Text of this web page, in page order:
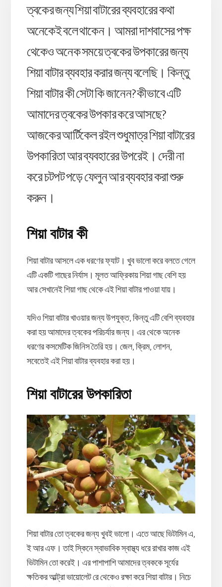
ত্বকের জন্য শিয়া বাটারের ব্যবহারের কথা
অনেকেই বলে থাকেন। আমরা দাশবাসের পক্ষ
থেকেও অনেক সময়ে ত্বকের উপকারের জন্য
শিয়া বাটার ব্যবহার করার জন্য বলেছি। কিন্তু
শিয়া বাটার কী সেটা কি জানেন? কীভাবে এটি
আমাদের ত্বকের উপকার করে আসছে?
আজকের আর্টিকেল রইল শুধুমাত্র শিয়া বাটারের
উপকারিতা আর ব্যবহারের উপরেই। দেরী না
করে চটপট পড়ে ফেলুন আর ব্যবহার করা শুরু
করুন।
শিয়া বাটার কী
শিয়া বাটার আসলে এক ধরণের ফ্যাট। খুব ভালো করে বলতে গেলে
এটি একটি গাছের নির্যাস। মূলত আফ্রিকায় শিয়া গাছ বেশি হয়
আর সেখানেই শিয়া গাছ থেকে এই শিয়া বাটার পাওয়া যায়।
যদিও শিয়া বাটার খাওয়ার জন্য উপযুক্ত, কিন্তু এটি বেশি ব্যবহার
করা হয় আমাদের ত্বকের পরিচর্যার জন্য। এর থেকে অনেক
ধরণের কসমেটিক জিনিস তৈরি হয়। জেল, ক্রিম, লোশন,
সবেতেই এই শিয়া বাটার ব্যবহার করা হয়।
শিয়া বাটারের উপকারিতা
শিয়া বাটার তো ত্বকের জন্য খুবই ভালো। এতে আছে ভিটামিন এ,
ই আর এফ। তাই স্কিনে স্বাভাবিক স্বাস্থ্য ধরে রাখার কাজ এই
ভিটামিন তো করেই। এর পাশাপাশি আমাদের ত্বককে সূর্যের
ক্ষতিকর আল্ট্রা ভায়োলেট রে থেকেও রক্ষা করে শিয়া বাটার। নিচে